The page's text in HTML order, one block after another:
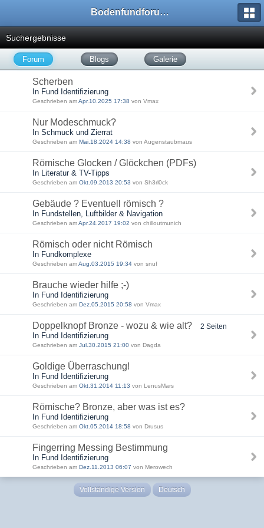
Bodenfundforum.com
Suchergebnisse
Forum Blogs Galerie
Scherben
In Fund Identifizierung
Geschrieben amApr.10.2025 17:38 von Vmax
Nur Modeschmuck?
In Schmuck und Zierrat
Geschrieben am Mai.18.2024 14:38 von Augenstaubmaus
Römische Glocken / Glöckchen (PDFs)
In Literatur & TV-Tipps
Geschrieben am Okt.09.2013 20:53 von Sh3rl0ck
Gebäude ? Eventuell römisch ?
In Fundstellen, Luftbilder & Navigation
Geschrieben amApr.24.2017 19:02 von chilloutmunich
Römisch oder nicht Römisch
In Fundkomplexe
Geschrieben amAug.03.2015 19:34 von snuf
Brauche wieder hilfe ;-)
In Fund Identifizierung
Geschrieben am Dez.05.2015 20:58 von Vmax
Doppelknopf Bronze - wozu & wie alt? 2 Seiten
In Fund Identifizierung
Geschrieben am Jul.30.2015 21:00 von Dagda
Goldige Überraschung!
In Fund Identifizierung
Geschrieben am Okt.31.2014 11:13 von LenusMars
Römische? Bronze, aber was ist es?
In Fund Identifizierung
Geschrieben am Okt.05.2014 18:58 von Drusus
Fingerring Messing Bestimmung
In Fund Identifizierung
Geschrieben am Dez.11.2013 06:07 von Merowech
Vollständige Version Deutsch